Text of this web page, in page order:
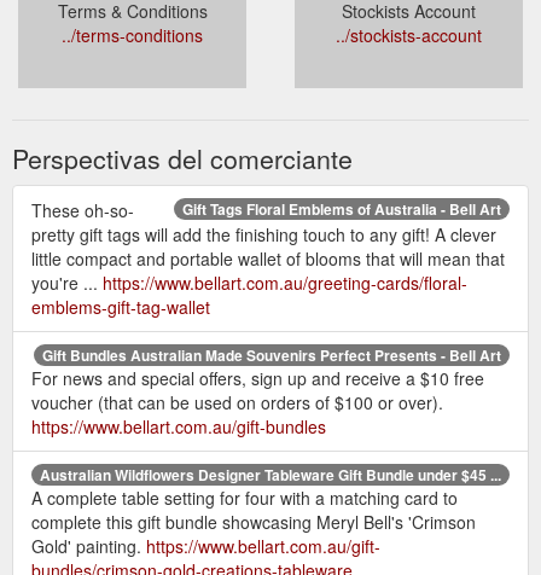
Terms & Conditions
../terms-conditions
Stockists Account
../stockists-account
Perspectivas del comerciante
Gift Tags Floral Emblems of Australia - Bell Art
These oh-so-
pretty gift tags will add the finishing touch to any gift! A clever
little compact and portable wallet of blooms that will mean that
you're ... https://www.bellart.com.au/greeting-cards/floral-
emblems-gift-tag-wallet
Gift Bundles Australian Made Souvenirs Perfect Presents - Bell Art
For news and special offers, sign up and receive a $10 free
voucher (that can be used on orders of $100 or over).
https://www.bellart.com.au/gift-bundles
Australian Wildflowers Designer Tableware Gift Bundle under $45 ...
A complete table setting for four with a matching card to
complete this gift bundle showcasing Meryl Bell's 'Crimson
Gold' painting. https://www.bellart.com.au/gift-
bundles/crimson-gold-creations-tableware